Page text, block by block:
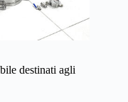
destinati agli